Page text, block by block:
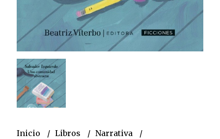
Inicio Libros
Narrativa